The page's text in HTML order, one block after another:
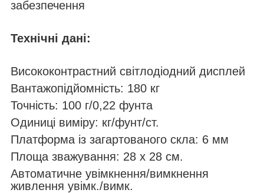
забезпечення
Технічні дані:
Висококонтрастний світлодіодний дисплей
Вантажопідйомність: 180 кг
Точність: 100 г/0,22 фунта
Одиниці виміру: кг/фунт/ст.
Платформа із загартованого скла: 6 мм
Площа зважування: 28 х 28 см.
Автоматичне увімкнення/вимкнення
живлення увімк./вимк.